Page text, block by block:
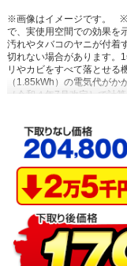
※画像はイメージです。
で、実使用空間での効果を
汚れやタバコのヤニが付着
切れない場合があります。
リやカビをすべて落とせる
（1.85kWh）の電気代がか
［令和４年7月改定］で計算
動運転を行うため、室内機
動しない場合があります。
場合があります。集中コン
ません。停電中やブレーカ
スマートフォンやタブレ
途かかります。）通信環
ない場合があります。サ
へのユーザー登録が必要で
信機器（スマートフォン
境。すべてのWi-Fi環境で
くはメーカーサイトをご覧